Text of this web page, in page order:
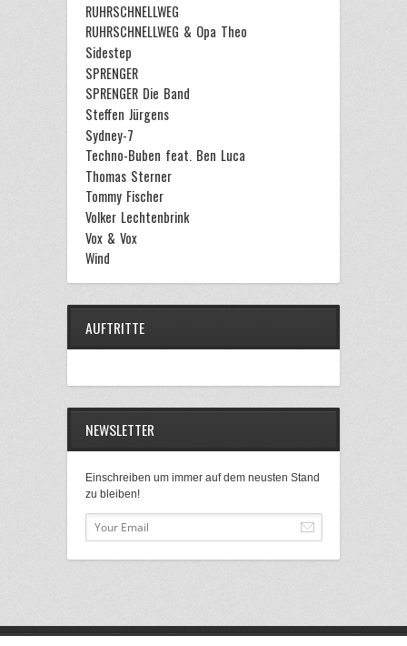
RUHRSCHNELLWEG
RUHRSCHNELLWEG & Opa Theo
Sidestep
SPRENGER
SPRENGER Die Band
Steffen Jürgens
Sydney-7
Techno-Buben feat. Ben Luca
Thomas Sterner
Tommy Fischer
Volker Lechtenbrink
Vox & Vox
Wind
AUFTRITTE
NEWSLETTER
Einschreiben um immer auf dem neusten Stand
zu bleiben!